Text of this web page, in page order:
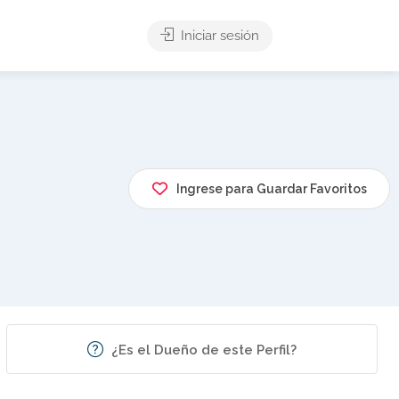
Iniciar sesión
Ingrese para Guardar Favoritos
¿Es el Dueño de este Perfil?